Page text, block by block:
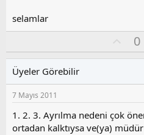
selamlar
y
0
Üyeler Görebilir
7 Mayıs 2011
1. 2. 3. Ayrılma nedeni çok
ortadan kalktıysa ve(ya)